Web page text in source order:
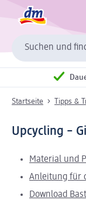
Suchen und
Startseite Tipps &
Upcycling –
Material und
Anleitung für
Download